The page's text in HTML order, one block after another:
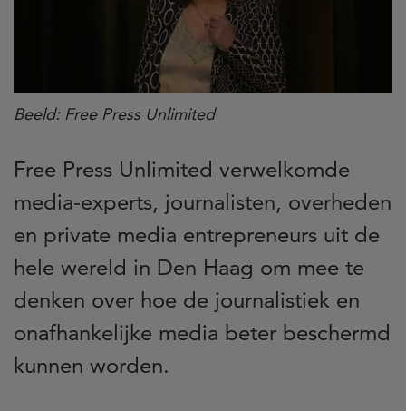
Beeld: Free Press Unlimited
Free Press Unlimited verwelkomde
media-experts, journalisten, overheden
en private media entrepreneurs uit de
hele wereld in Den Haag om mee te
denken over hoe de journalistiek en
onafhankelijke media beter beschermd
kunnen worden.